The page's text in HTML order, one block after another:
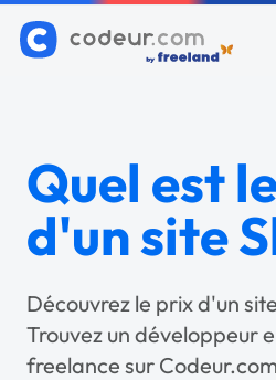
Quel est
d'un site
Découvrez le prix d'un
Trouvez un développeur
freelance sur